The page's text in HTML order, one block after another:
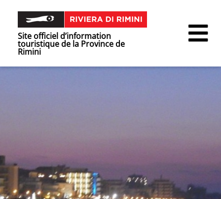
Site officiel d’information
touristique de la Province de
Rimini